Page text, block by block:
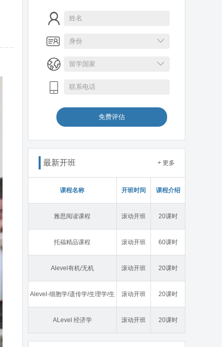
免费评估
最新开班 + 更多
课程名称 开班时间 课程介绍
雅思阅读课程 滚动开班 20课时
托福精品课程 滚动开班 60课时
Alevel有机/无机 滚动开班 20课时
Alevel-细胞学/遗传学/生理学/生
态学
滚动开班 20课时
ALevel 经济学 滚动开班 20课时